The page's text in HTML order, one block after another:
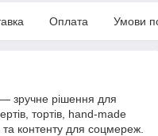
Оплата Умови
— зручне рішення для
тортів, hand-made
та контенту для соцмереж.